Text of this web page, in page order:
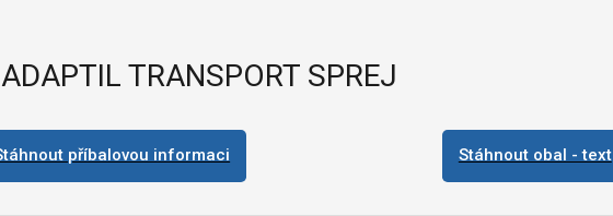
ADAPTIL TRANSPORT SPREJ
příbalovou informaci Stáhnout obal - text